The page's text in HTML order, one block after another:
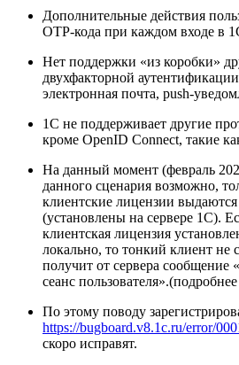
Дополнительные действия
OTP‑кода при каждом входе в
Нет поддержки «из коробки»
двухфакторной
электронная почта,
1С не поддерживает другие
кроме OpenID Connect, такие
На данный момент (февраль
данного сценария возможно,
клиентские лицензии
(установлены на сервере 1С).
клиентская лицензия
локально, то тонкий клиент не
получит от сервера сообщение
сеанс
По этому поводу
https://bugboard.v8.1c.ru/error/
скоро исправят.